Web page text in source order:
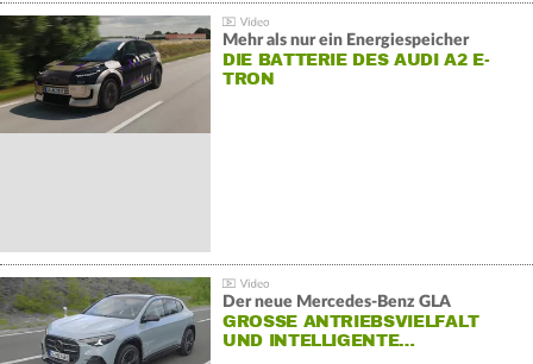
Mehr als nur ein Energiespeicher
DIE BATTERIE DES AUDI A2 E-
TRON
Der neue Mercedes-Benz GLA
GROSSE ANTRIEBSVIELFALT U
ND INTELLIGENTE…